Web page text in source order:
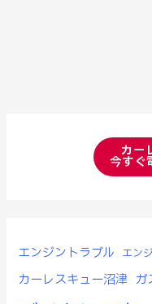
カー
今すぐ
エンジントラブル エン
カーレスキュー沼津 ガ